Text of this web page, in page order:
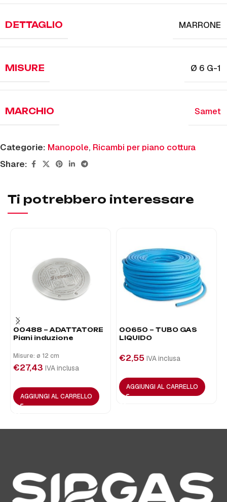
DETTAGLIO MARRONE
MISURE Ø 6 G-1
MARCHIO Samet
Categorie: Manopole, Ricambi per piano cottura
Share:
Ti potrebbero interessare
00488 – ADATTATORE
Piani induzione
Misure: ø 12 cm
€27,43 IVA inclusa
AGGIUNGI AL CARRELLO
00650 – TUBO GAS
LIQUIDO
€2,55 IVA inclusa
AGGIUNGI AL CARRELLO